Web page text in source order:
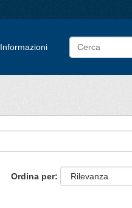
Informazioni
Ordina per